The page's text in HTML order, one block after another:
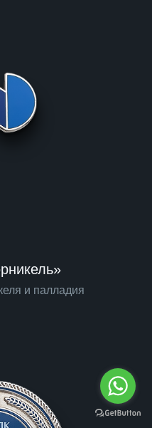
и палладия